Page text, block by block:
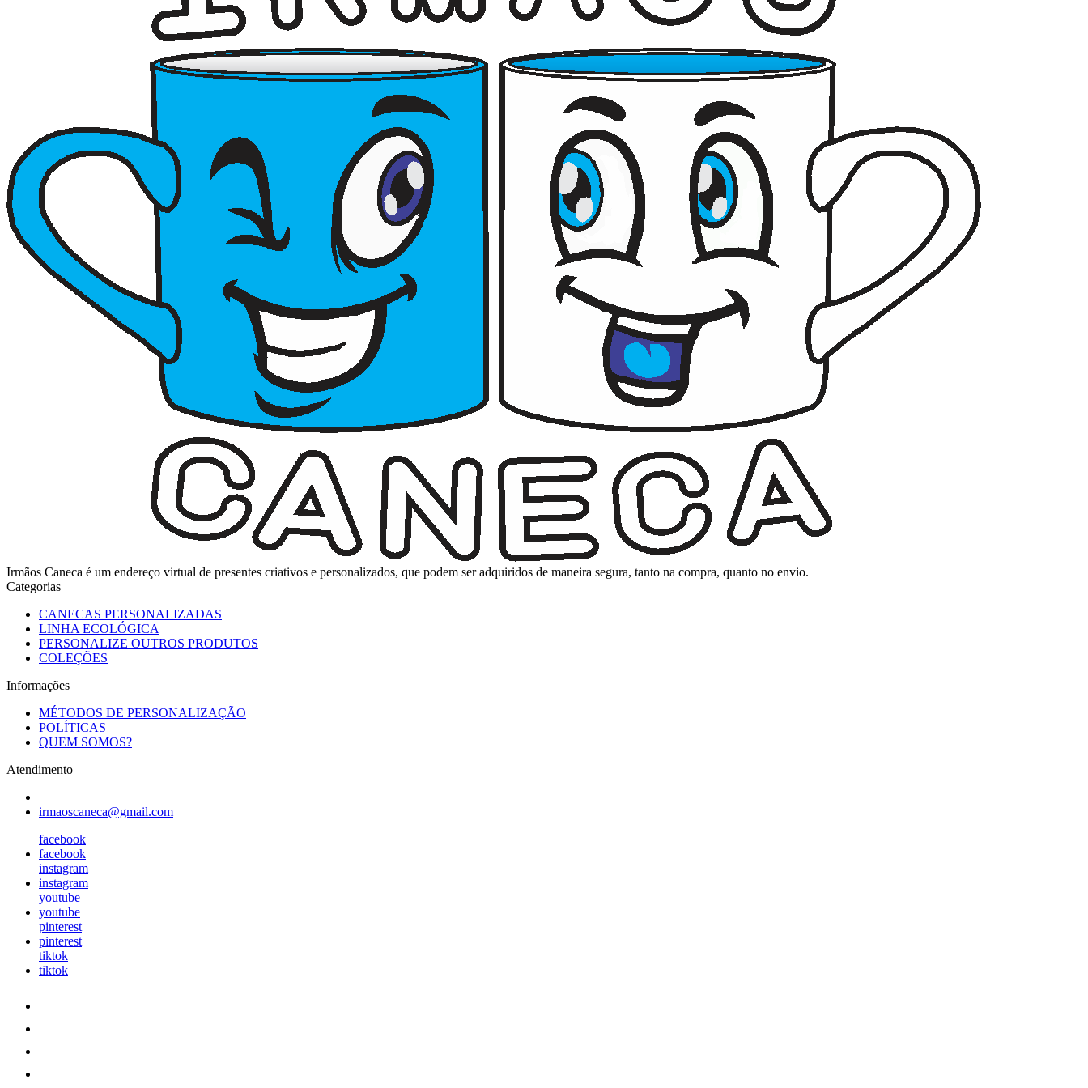
Irmãos Caneca é um endereço virtual de presentes criativos e personalizados, que podem ser adquiridos de maneira segura, tanto na compra, quanto no envio.
Categorias
CANECAS PERSONALIZADAS
LINHA ECOLÓGICA
PERSONALIZE OUTROS PRODUTOS
COLEÇÕES
Informações
MÉTODOS DE PERSONALIZAÇÃO
POLÍTICAS
QUEM SOMOS?
Atendimento
irmaoscaneca@gmail.com
facebook
facebook
instagram
instagram
youtube
youtube
pinterest
pinterest
tiktok
tiktok